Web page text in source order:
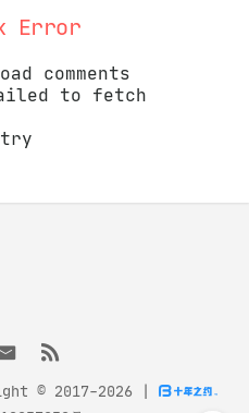
Error
comments
to fetch
© 2017-2026